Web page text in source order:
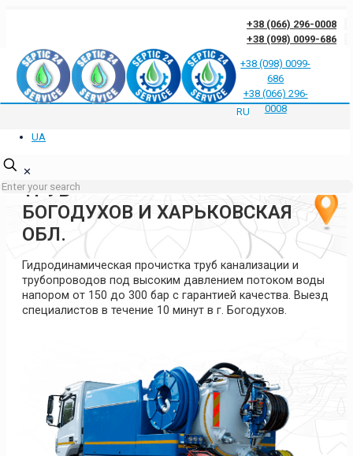
+38 (066) 296-0008
+38 (098) 0099-686
Отзывы клиентов о нас Ответы на частые вопросы Блог
Контакты
Политика конфиденциальности
+38 (098) 0099-
686
+38 (066) 296-
0008
RU
UA
✕
ГИДРОДИНАМИЧЕСКАЯ
ПРОЧИСТКА КАНАЛИЗАЦИИ И
ТРУБ
БОГОДУХОВ И ХАРЬКОВСКАЯ
ОБЛ.
Гидродинамическая прочистка труб канализации и
трубопроводов под высоким давлением потоком воды
напором от 150 до 300 бар с гарантией качества. Выезд
специалистов в течение 10 минут в г. Богодухов.